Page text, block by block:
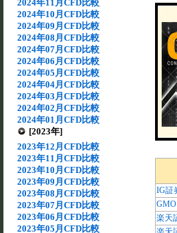
2024年11月CFD比較
2024年10月CFD比較
2024年09月CFD比較
2024年08月CFD比較
2024年07月CFD比較
2024年06月CFD比較
2024年05月CFD比較
2024年04月CFD比較
2024年03月CFD比較
2024年02月CFD比較
2024年01月CFD比較
[2023年]
2023年12月CFD比較
2023年11月CFD比較
2023年10月CFD比較
2023年09月CFD比較
2023年08月CFD比較
2023年07月CFD比較
2023年06月CFD比較
2023年05月CFD比較
IG証
楽天